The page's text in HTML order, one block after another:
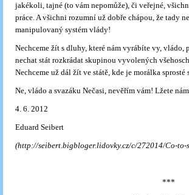
jakékoli, tajné (to vám nepomůže), či veřejné,
práce. A všichni rozumní už dobře chápou, že tady
manipulovaný systém vlády!
Nechceme žít s dluhy, které nám vyrábíte vy, vládo,
nechat stát rozkrádat skupinou vyvolených
Nechceme už dál žít ve státě, kde je morálka sprosté
Ne, vládo a svazáku Nečasi, nevěřím vám! Lžete
4. 6. 2012
Eduard Seibert
(http://seibert.bigbloger.lidovky.cz/c/272014/Co-to-
***